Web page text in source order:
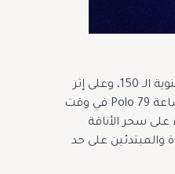
بمناسبة احتفالاتها بالذكرى السنوية الـ 150، وعلى إثر
النجاح الهائل لبياجيه مع عودة ساعة Polo 79 في وقت
سحر الأناقة
على حد